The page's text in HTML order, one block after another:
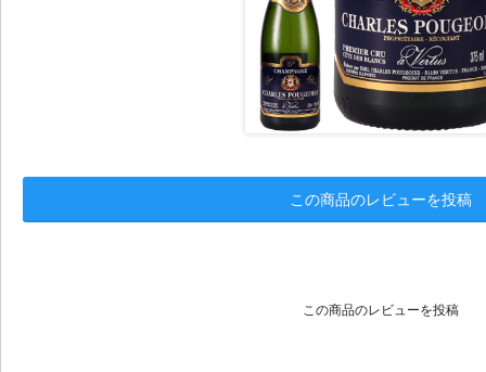
この商品のレビューを投稿
この商品のレビューを投稿